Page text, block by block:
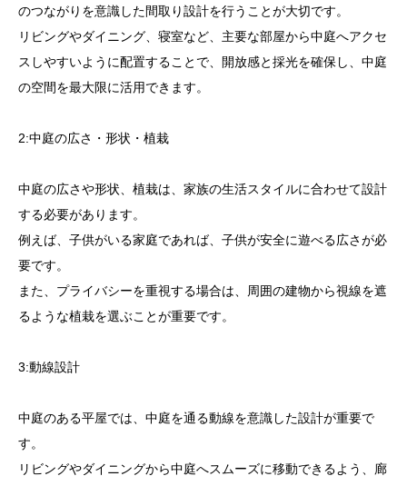
のつながりを意識した間取り設計を行うことが大切です。
リビングやダイニング、寝室など、主要な部屋から中庭へアクセ
スしやすいように配置することで、開放感と採光を確保し、中庭
の空間を最大限に活用できます。
2:中庭の広さ・形状・植栽
中庭の広さや形状、植栽は、家族の生活スタイルに合わせて設計
する必要があります。
例えば、子供がいる家庭であれば、子供が安全に遊べる広さが必
要です。
また、プライバシーを重視する場合は、周囲の建物から視線を遮
るような植栽を選ぶことが重要です。
3:動線設計
中庭のある平屋では、中庭を通る動線を意識した設計が重要で
す。
リビングやダイニングから中庭へスムーズに移動できるよう、廊